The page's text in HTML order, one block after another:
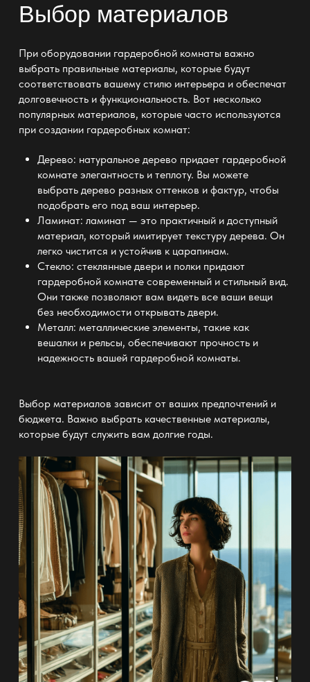
Выбор материалов
При оборудовании гардеробной комнаты важно
выбрать правильные материалы, которые будут
соответствовать вашему стилю интерьера и обеспечат
долговечность и функциональность. Вот несколько
популярных материалов, которые часто используются
при создании гардеробных комнат:
Дерево: натуральное дерево придает гардеробной
комнатеэлегантность и теплоту. Вы можете
выбрать дерево разных оттенков и фактур, чтобы
подобрать его под ваш интерьер.
Ламинат: ламинат — это практичный и доступный
материал, который имитирует текстуру дерева. Он
легко чистится и устойчив к царапинам.
Стекло: стеклянные двери и полки придают
гардеробной комнатесовременный и стильный вид.
Они также позволяют вам видеть все ваши вещи
без необходимости открывать двери.
Металл: металлические элементы, такие как
вешалки и рельсы, обеспечивают прочность и
надежность вашей гардеробной комнаты.
Выбор материалов зависит от ваших предпочтений и
бюджета. Важно выбрать качественные материалы,
которые будут служить вам долгие годы.